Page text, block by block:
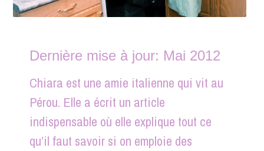
Dernière mise à jour: Mai 2012
Chiara est une amie italienne qui vit au
Pérou. Elle a écrit un article
indispensable où elle explique tout ce
qu’il faut savoir si on emploie des